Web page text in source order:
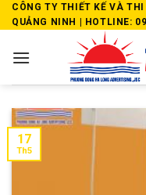
Skip
to
CÔNG TY THIẾT KẾ VÀ
QUẢNG NINH | HOTLINE:
17
Th5